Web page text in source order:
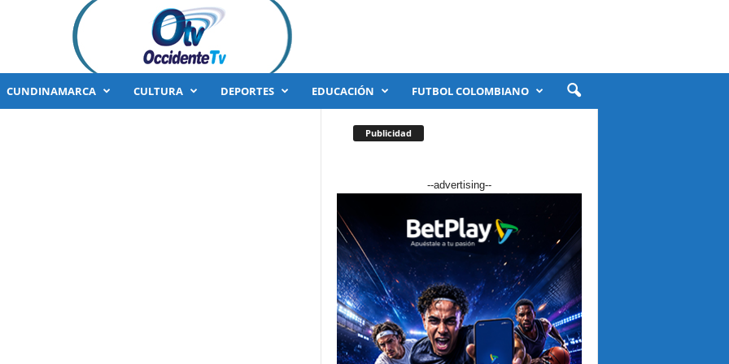
CUNDINAMARCA CULTURA DEPORTES EDUCACIÓN FUTBOL COLOMBIANO
Publicidad
--advertising--